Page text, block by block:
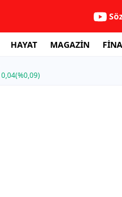
HAYAT MAGAZİN
0,04(%0,09)